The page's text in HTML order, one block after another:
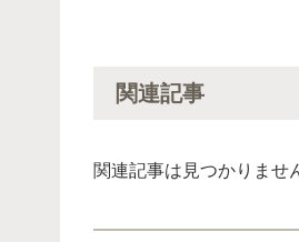
関連記事
関連記事は見つかりませ